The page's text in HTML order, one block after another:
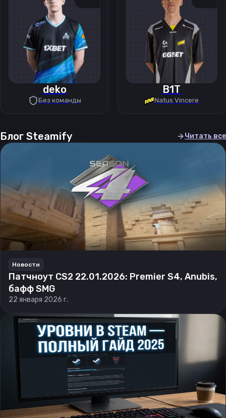
deko
Без команды
B1T
Natus Vincere
Блог Steamify Читать все
Новости
Патчноут CS2 22.01.2026: Premier S4, Anubis,
бафф SMG
22 января 2026 г.